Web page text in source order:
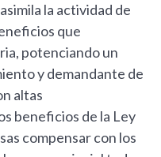
la actividad de
que
potenciando un
y demandante de
altas
beneficios de la Ley
compensar con los